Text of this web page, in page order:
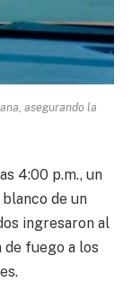
asegurando la
4:00 p.m., un
de un
ingresaron al
fuego a los